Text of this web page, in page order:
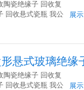
陶瓷绝缘子 回收复
回收悬式瓷瓶 我公
要回收各种玻璃绝
4.5，XP-70，
，XWP-70，
展
悬式玻璃绝缘
陶瓷绝缘子 回收复
回收悬式瓷瓶 我公
展